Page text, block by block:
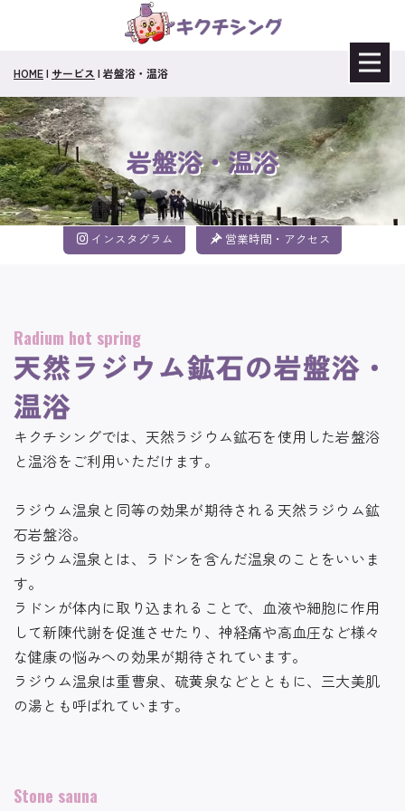
HOME| サービス | 岩盤浴・温浴
岩盤浴・温浴
インスタグラム 営業時間・アクセス
Radium hot spring
天然ラジウム鉱石の岩盤浴・
温浴
キクチシングでは、天然ラジウム鉱石を使用した岩盤浴
と温浴をご利用いただけます。
ラジウム温泉と同等の効果が期待される天然ラジウム鉱
石岩盤浴。
ラジウム温泉とは、ラドンを含んだ温泉のことをいいま
す。
ラドンが体内に取り込まれることで、血液や細胞に作用
して新陳代謝を促進させたり、神経痛や高血圧など様々
な健康の悩みへの効果が期待されています。
ラジウム温泉は重曹泉、硫黄泉などとともに、三大美肌
の湯とも呼ばれています。
Stone sauna